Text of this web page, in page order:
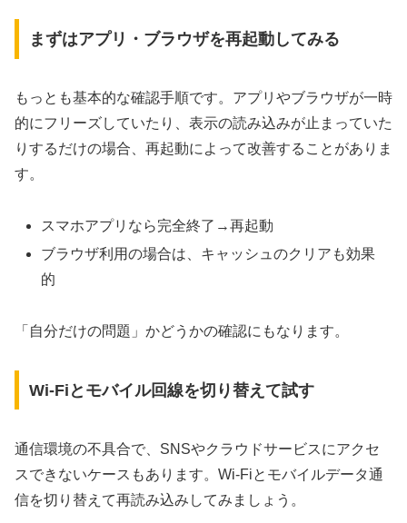
まずはアプリ・ブラウザを再起動してみる
もっとも基本的な確認手順です。アプリやブラウザが一時
的にフリーズしていたり、表示の読み込みが止まっていた
りするだけの場合、再起動によって改善することがありま
す。
スマホアプリなら完全終了→再起動
ブラウザ利用の場合は、キャッシュのクリアも効果
的
「自分だけの問題」かどうかの確認にもなります。
Wi-Fiとモバイル回線を切り替えて試す
通信環境の不具合で、SNSやクラウドサービスにアクセ
スできないケースもあります。Wi-Fiとモバイルデータ通
信を切り替えて再読み込みしてみましょう。